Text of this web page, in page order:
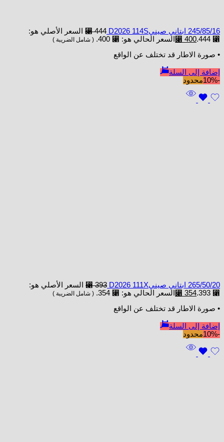
245/85/16 ابتاني صينيD2026 114S ⃁444
السعر الأصلي هو:
⃁ 444.
⃁ 400 السعر الحالي هو: ⃁ 400. ( شامل الضريبة )
• صورة الاطار قد تختلف عن الواقع
إضافة إلى السلة
-10%
محدود
265/50/20 ابتاني صينيD2026 111X ⃁393
السعر الأصلي هو:
⃁ 393.
⃁ 354 السعر الحالي هو: ⃁ 354. ( شامل الضريبة )
• صورة الاطار قد تختلف عن الواقع
إضافة إلى السلة
-10%
محدود